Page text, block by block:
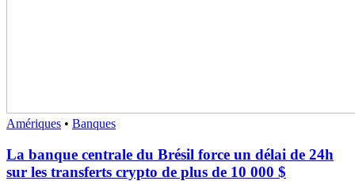
Amériques • Banques
La banque centrale du Brésil force un délai de 24h
sur les transferts crypto de plus de 10 000 $